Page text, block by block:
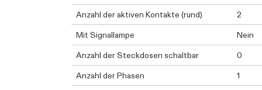
Anzahl der aktiven Kontakte (rund)
2
Mit Signallampe
Nein
Anzahl der Steckdosen schaltbar
0
Anzahl der Phasen
1